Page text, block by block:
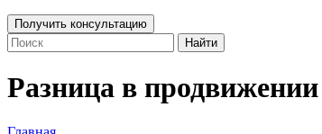
Получить консультацию
Найти
Разница в